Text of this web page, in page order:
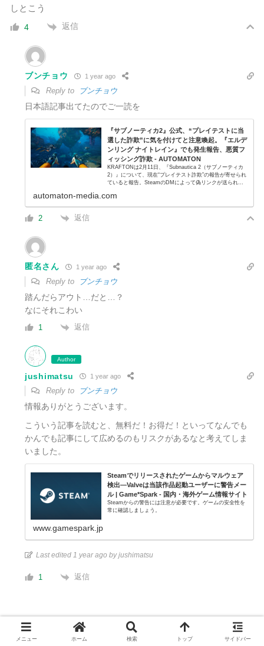
しとこう
4 返信
ブンチョウ 1 year ago
Reply to ブンチョウ
日本語記事出てたのでご一読を
『サブノーティカ2』公式、“プレイテストに当
選した詐欺”に気を付けてと注意喚起。『エルデ
ンリング ナイトレイン』でも発生報告、悪質フ
ィッシング詐欺 - AUTOMATON
KRAFTONは2月11日、『Subnautica 2（サブノーティカ
2）』について、現在“プレイテスト詐欺”の報告が寄せられ
ていると報告。SteamのDMによって偽リンクが送られて
ようだ...
automaton-media.com
2 返信
匿名さん 1 year ago
Reply to ブンチョウ
踏んだらアウト…だと…？
なにそれこわい
1 返信
Author
jushimatsu 1 year ago
Reply to ブンチョウ
情報ありがとうございます。
こういう記事を読むと、無料だ！お得だ！といってなんでも
かんでも記事にして広めるのもリスクがあるなと考えてしま
いました。
Steamでリリースされたゲームからマルウェア
検出―Valveは当該作品起動ユーザーに警告メー
ル | Game*Spark - 国内・海外ゲーム情報サイト
Steamからの警告には注意が必要です。ゲームの安全性を
常に確認しましょう。
www.gamespark.jp
Last edited 1 year ago by jushimatsu
1 返信
メニュー ホーム 検索 トップ サイドバー